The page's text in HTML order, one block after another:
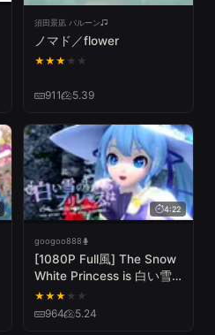
須田景凪 バルーン
ノマド／flower
★★★ ★ ★
911 5.39
4:22
googoo888
[1080P Full風] The Snow
White Princess is 白い雪
のプリンセスは - 初音ミク
Hatsune Miku DIVA
★★★ ★ ★
964 5.24